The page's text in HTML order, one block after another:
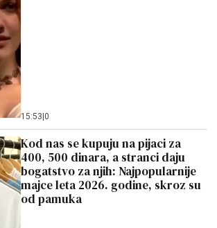
15:53 0
Kod nas se kupuju na pijaci za
400, 500 dinara, a stranci daju
bogatstvo za njih: Najpopularnije
majce leta 2026. godine, skroz su
od pamuka